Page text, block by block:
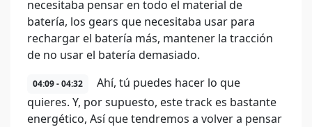
necesitaba pensar en todo el material de
batería, los gears que necesitaba usar para
rechargar el batería más, mantener la tracción
de no usar el batería demasiado.
04:09 - 04:32
Ahí, tú puedes hacer lo que
quieres. Y, por supuesto, este track es bastante
energético, Así que tendremos a volver a pensar